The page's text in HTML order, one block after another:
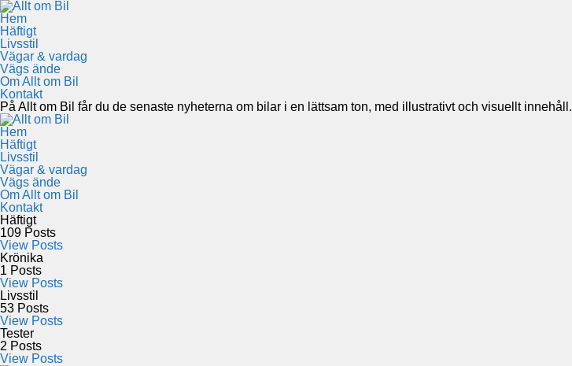
Hem
Häftigt
Livsstil
Vägar & vardag
Vägs ände
Om Allt om Bil
Kontakt
På Allt om Bil får du de senaste nyheterna om bilar i en lättsam ton, med illustrativt och visuellt innehåll.
Hem
Häftigt
Livsstil
Vägar & vardag
Vägs ände
Om Allt om Bil
Kontakt
Häftigt
109 Posts
View Posts
Krönika
1 Posts
View Posts
Livsstil
53 Posts
View Posts
Tester
2 Posts
View Posts